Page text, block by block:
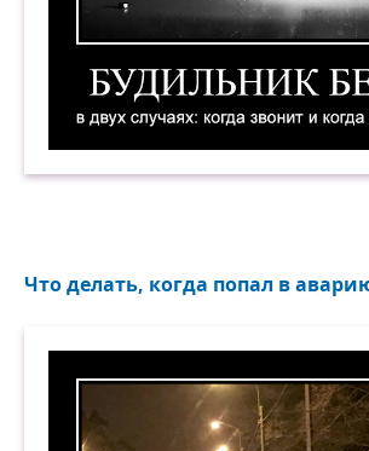
Что делать, когда попал в